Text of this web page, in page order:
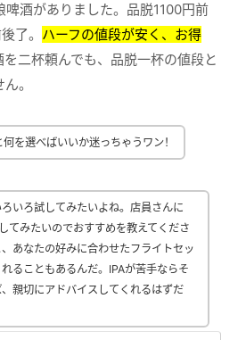
啤酒がありました。品脱1100円前
了。 ハーフの値段が安く、お得
二杯頼んでも、品脱一杯の値段と
。
を選べばいいか迷っちゃうワン！
いろ試してみたいよね。店員さんに
てみたいのでおすすめを教えてくださ
あなたの好みに合わせたフライトセッ
れることもあるんだ。IPAが苦手ならそ
親切にアドバイスしてくれるはずだ